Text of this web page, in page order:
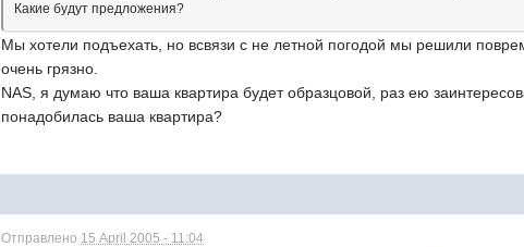
Какие будут предложения?
Мы хотели подъехать, но всвязи с не летной погодой мы решили
очень грязно.
NAS, я думаю что ваша квартира будет образцовой, раз ею
понадобилась ваша квартира?
Отправлено 15 April 2005 - 11:04